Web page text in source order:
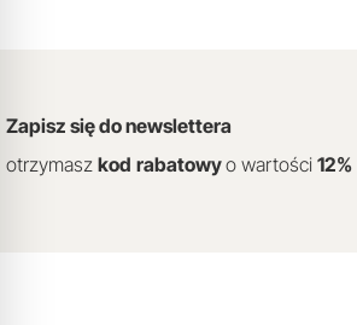
Zapisz się do newslettera
otrzymasz kod rabatowyo wartości 12%